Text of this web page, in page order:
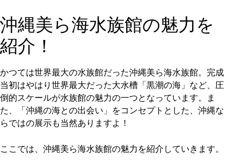
沖縄美ら海水族館の魅力を
紹介！
かつては世界最大の水族館だった沖縄美ら海水族館。完成
当初はやはり世界最大だった大水槽「黒潮の海」など、圧
倒的スケールが水族館の魅力の一つとなっています。ま
た、「沖縄の海との出会い」をコンセプトとした、沖縄な
らではの展示も当然ありますよ！
ここでは、沖縄美ら海水族館の魅力を紹介していきます。